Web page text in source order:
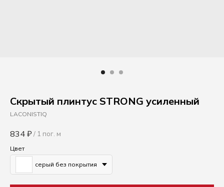
Скрытый плинтус STRONG усиленный
LACONISTIQ
834 ₽/ 1 пог. м
Цвет
серый без покрытия